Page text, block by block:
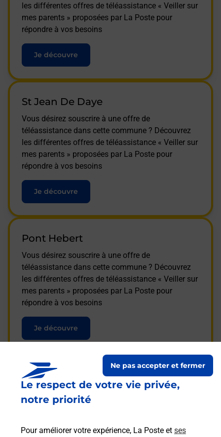
Le respect de votre vie privée,
notre priorité
Pour améliorer votre expérience, La Poste et ses
Ne pas accepter et fermer
les différentes offres de téléassistance « Veiller sur
mes parents » proposées par La Poste pour
répondre à vos besoins
Je découvre
St Jean De Daye
Vous désirez souscrire à une offre de
téléassistance dans cette commune ? Découvrez
les différentes offres de téléassistance « Veiller sur
mes parents » proposées par La Poste pour
répondre à vos besoins
Je découvre
Pont Hebert
Vous désirez souscrire à une offre de
téléassistance dans cette commune ? Découvrez
les différentes offres de téléassistance « Veiller sur
mes parents » proposées par La Poste pour
répondre à vos besoins
Je découvre
Questions fréquemment
posées